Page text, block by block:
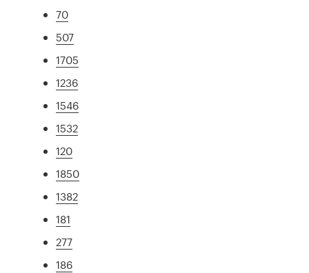
70
507
1705
1236
1546
1532
120
1850
1382
181
277
186